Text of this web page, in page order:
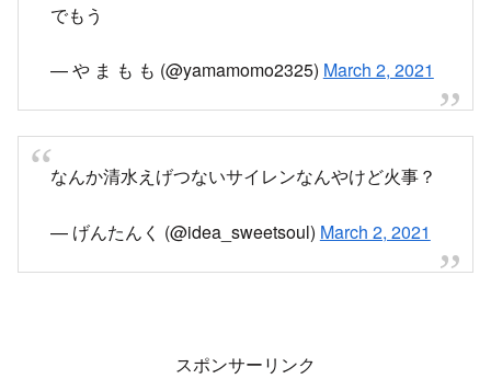
でもう
— や ま も も (@yamamomo2325) March 2, 2021
なんか清水えげつないサイレンなんやけど火事？
— げんたんく (@idea_sweetsoul) March 2, 2021
スポンサーリンク